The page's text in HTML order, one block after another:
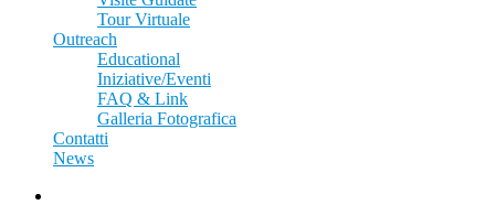
Tour Virtuale
Outreach
Educational
Iniziative/Eventi
FAQ & Link
Galleria Fotografica
Contatti
News